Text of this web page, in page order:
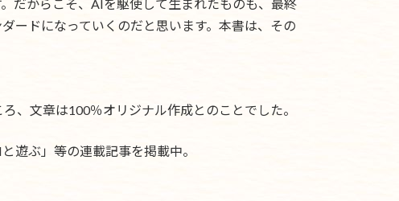
だからこそ、AIを駆使して生まれたものも、最終
ードになっていくのだと思います。本書は、その
、文章は100％オリジナル作成とのことでした。
遊ぶ」等の連載記事を掲載中。